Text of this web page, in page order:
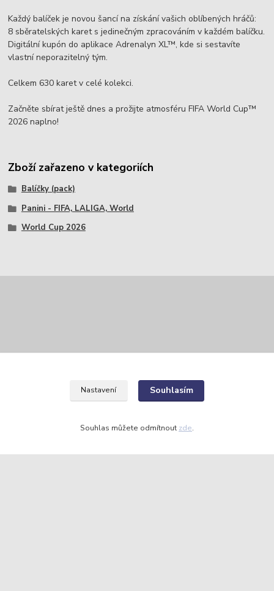
Každý balíček je novou šancí na získání vašich oblíbených hráčů:
8 sběratelských karet s jedinečným zpracováním v každém balíčku.
Digitální kupón do aplikace Adrenalyn XL™, kde si sestavíte
vlastní neporazitelný tým.
Celkem 630 karet v celé kolekci.
Začněte sbírat ještě dnes a prožijte atmosféru FIFA World Cup™
2026 naplno!
Zboží zařazeno v kategoriích
Balíčky (pack)
Panini - FIFA, LALIGA, World
World Cup 2026
JR26 Collector Cads
Nastavení Souhlasím
Souhlas můžete odmítnout zde.